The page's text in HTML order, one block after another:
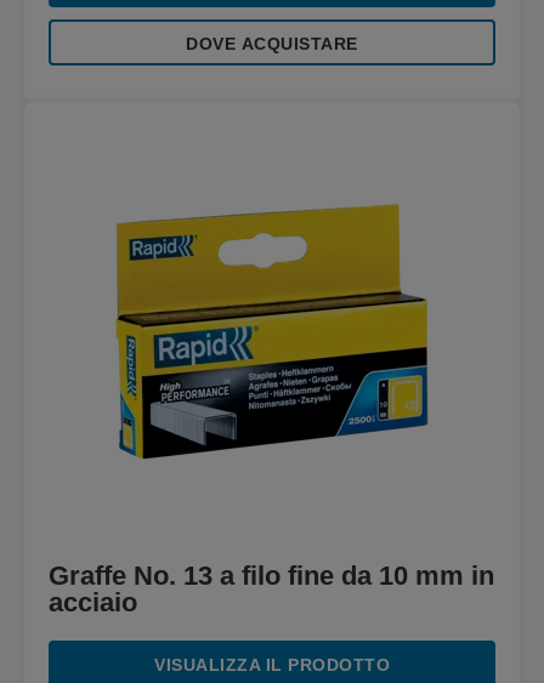
DOVE ACQUISTARE
Graffe No. 13 a filo fine da 10 mm in
acciaio
VISUALIZZA IL PRODOTTO